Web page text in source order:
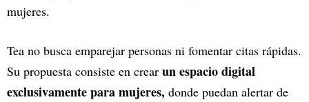
mujeres.
Tea no busca emparejar personas ni fomentar citas rápidas.
Su propuesta consiste en crear un espacio digital
exclusivamente para mujeres, donde puedan alertar de